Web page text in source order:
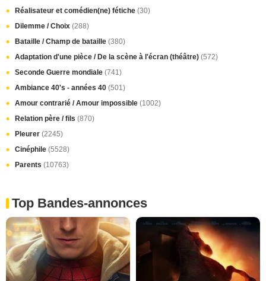
Réalisateur et comédien(ne) fétiche (30)
Dilemme / Choix (288)
Bataille / Champ de bataille (380)
Adaptation d'une pièce / De la scène à l'écran (théâtre) (572)
Seconde Guerre mondiale (741)
Ambiance 40's - années 40 (501)
Amour contrarié / Amour impossible (1002)
Relation père / fils (870)
Pleurer (2245)
Cinéphile (5528)
Parents (10763)
Top Bandes-annonces